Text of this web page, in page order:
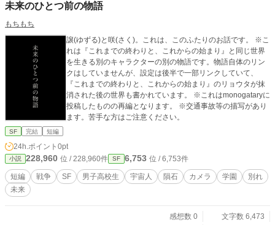
未来のひとつ前の物語
もちもち
譲(ゆずる)と咲(さく)。これは、このふたりのお話です。 ※こ
れは『これまでの終わりと、これからの始まり』と同じ世界
を生きる別のキャラクターの別の物語です。物語自体のリン
クはしていませんが、設定は後半で一部リンクしていて、
『これまでの終わりと、これからの始まり』のリョウタが抹
消された後の世界も書かれています。 ※これはmonogataryに
投稿したものの再編となります。 ※交通事故等の描写があり
ます。苦手な方はご注意ください。
SF 完結 短編
24h.ポイント 0pt
小説 228,960 位 / 228,960件 SF 6,753 位 / 6,753件
短編 戦争 SF 男子高校生 宇宙人 隕石 カメラ 学園
別れ
未来
感想数 0
文字数 6,473